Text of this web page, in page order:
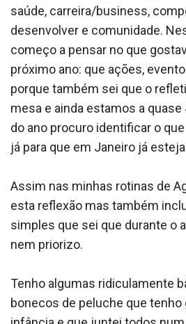
saúde, carreira/business,
desenvolver e comunidade.
começo a pensar no que
próximo ano: que ações,
porque também sei que o
mesa e ainda estamos a
do ano procuro identificar o
já para que em Janeiro já
Assim nas minhas rotinas de
esta reflexão mas também
simples que sei que durante o
nem priorizo.
Tenho algumas ridiculamente
bonecos de peluche que tenho